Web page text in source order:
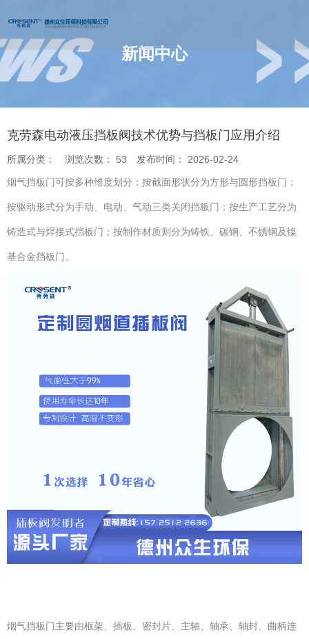
新闻中心
介绍
克劳森电动液压挡板阀技术优势与挡板门应用介绍
所属分类： 浏览次数： 53 发布时间： 2026-02-24
烟气挡板门可按多种维度划分：按截面形状分为方形与圆形挡板门；
按驱动形式分为手动、电动、气动三类关闭挡板门；按生产工艺分为
铸造式与焊接式挡板门；按制作材质则分为铸铁、碳钢、不锈钢及镍
基合金挡板门。
烟气挡板门主要由框架、插板、密封片、主轴、轴承、轴封、曲柄连